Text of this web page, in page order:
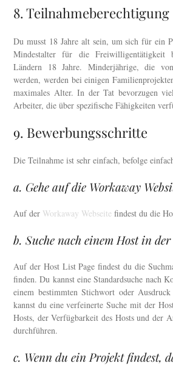
8. Teilnahmeberechtigung
Du musst 18 Jahre alt sein, um sich für ein
Mindestalter für die Freiwilligentätigkeit
Ländern 18 Jahre. Minderjährige, die
werden, werden bei einigen
maximales Alter. In der Tat bevorzugen
Arbeiter, die über spezifische Fähigkeiten
9. Bewerbungsschritte
Die Teilnahme ist sehr einfach, befolge
a. Gehe auf die Workaway
Auf der Workaway Webseite findest du die
b. Suche nach einem Host in
Auf der Host List Page findest du die
finden. Du kannst eine Standardsuche nach
einem bestimmten Stichwort oder
kannst du eine verfeinerte Suche mit der
Hosts, der Verfügbarkeit des Hosts und der
durchführen.
c. Wenn du ein Projekt findest,